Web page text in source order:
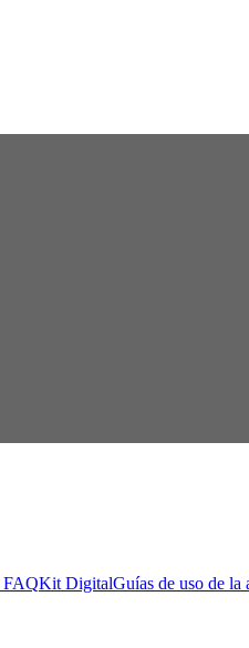
FAQKit DigitalGuías de uso de la